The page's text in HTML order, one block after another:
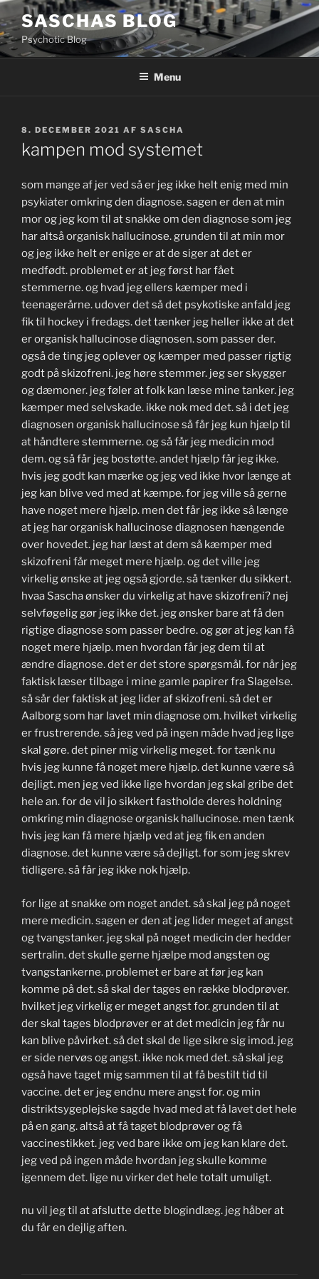
Videre
til
indhold
SASCHAS BLOG
Psychotic Blog
Menu
UDGIVET
DEN
8. DECEMBER 2021 AF SASCHA
kampen mod systemet
som mange af jer ved så er jeg ikke helt enig med min
psykiater omkring den diagnose. sagen er den at min
mor og jeg kom til at snakke om den diagnose som jeg
har altså organisk hallucinose. grunden til at min mor
og jeg ikke helt er enige er at de siger at det er
medfødt. problemet er at jeg først har fået
stemmerne. og hvad jeg ellers kæmper med i
teenagerårne. udover det så det psykotiske anfald jeg
fik til hockey i fredags. det tænker jeg heller ikke at det
er organisk hallucinose diagnosen. som passer der.
også de ting jeg oplever og kæmper med passer rigtig
godt på skizofreni. jeg høre stemmer. jeg ser skygger
og dæmoner. jeg føler at folk kan læse mine tanker. jeg
kæmper med selvskade. ikke nok med det. så i det jeg
diagnosen organisk hallucinose så får jeg kun hjælp til
at håndtere stemmerne. og så får jeg medicin mod
dem. og så får jeg bostøtte. andet hjælp får jeg ikke.
hvis jeg godt kan mærke og jeg ved ikke hvor længe at
jeg kan blive ved med at kæmpe. for jeg ville så gerne
have noget mere hjælp. men det får jeg ikke så længe
at jeg har organisk hallucinose diagnosen hængende
over hovedet. jeg har læst at dem så kæmper med
skizofreni får meget mere hjælp. og det ville jeg
virkelig ønske at jeg også gjorde. så tænker du sikkert.
hvaa Sascha ønsker du virkelig at have skizofreni? nej
selvføgelig gør jeg ikke det. jeg ønsker bare at få den
rigtige diagnose som passer bedre. og gør at jeg kan få
noget mere hjælp. men hvordan får jeg dem til at
ændre diagnose. det er det store spørgsmål. for når jeg
faktisk læser tilbage i mine gamle papirer fra Slagelse.
så sår der faktisk at jeg lider af skizofreni. så det er
Aalborg som har lavet min diagnose om. hvilket virkelig
er frustrerende. så jeg ved på ingen måde hvad jeg lige
skal gøre. det piner mig virkelig meget. for tænk nu
hvis jeg kunne få noget mere hjælp. det kunne være så
dejligt. men jeg ved ikke lige hvordan jeg skal gribe det
hele an. for de vil jo sikkert fastholde deres holdning
omkring min diagnose organisk hallucinose. men tænk
hvis jeg kan få mere hjælp ved at jeg fik en anden
diagnose. det kunne være så dejligt. for som jeg skrev
tidligere. så får jeg ikke nok hjælp.
for lige at snakke om noget andet. så skal jeg på noget
mere medicin. sagen er den at jeg lider meget af angst
og tvangstanker. jeg skal på noget medicin der hedder
sertralin. det skulle gerne hjælpe mod angsten og
tvangstankerne. problemet er bare at før jeg kan
komme på det. så skal der tages en række blodprøver.
hvilket jeg virkelig er meget angst for. grunden til at
der skal tages blodprøver er at det medicin jeg får nu
kan blive påvirket. så det skal de lige sikre sig imod. jeg
er side nervøs og angst. ikke nok med det. så skal jeg
også have taget mig sammen til at få bestilt tid til
vaccine. det er jeg endnu mere angst for. og min
distriktsygeplejske sagde hvad med at få lavet det hele
på en gang. altså at få taget blodprøver og få
vaccinestikket. jeg ved bare ikke om jeg kan klare det.
jeg ved på ingen måde hvordan jeg skulle komme
igennem det. lige nu virker det hele totalt umuligt.
nu vil jeg til at afslutte dette blogindlæg. jeg håber at
du får en dejlig aften.